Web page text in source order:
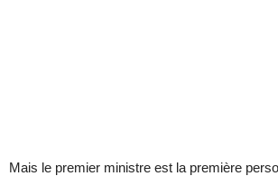
Mais le premier ministre est la première